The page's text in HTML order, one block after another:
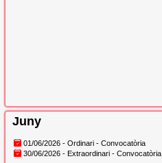
Juny
01/06/2026 - Ordinari - Convocatòria
30/06/2026 - Extraordinari - Convocatòria